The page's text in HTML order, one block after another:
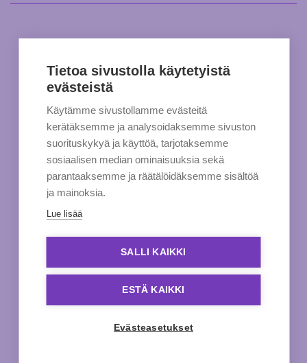
Tietoa sivustolla käytetyistä
evästeistä
Käytämme sivustollamme evästeitä
kerätäksemme ja analysoidaksemme sivuston
suorituskykyä ja käyttöä, tarjotaksemme
sosiaalisen median ominaisuuksia sekä
parantaaksemme ja räätälöidäksemme sisältöä
ja mainoksia.
Lue lisää
SALLI KAIKKI
ESTÄ KAIKKI
Evästeasetukset